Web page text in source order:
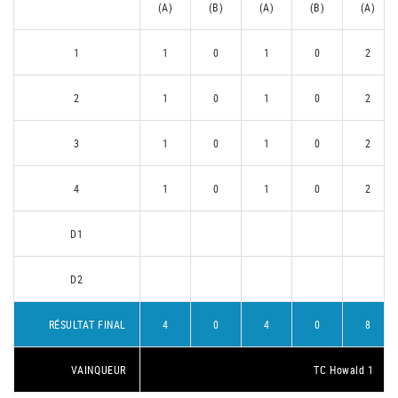
(A) (B) (A) (B) (A)
1 1 0 1 0 2
2 1 0 1 0 2
3 1 0 1 0 2
4 1 0 1 0 2
D1
D2
RÉSULTAT FINAL 4 0 4 0 8
VAINQUEUR TC Howald 1